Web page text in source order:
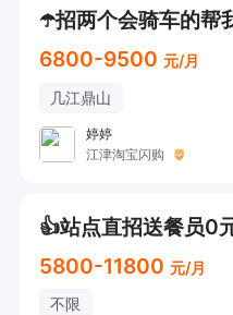
☂️招两个会骑车的帮
6800-9500 元/月
几江鼎山
婷婷
江津淘宝闪购
5800-11800 元/月
不限